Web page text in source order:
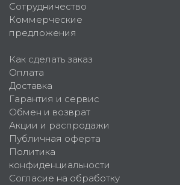
Сотрудничество
Коммерческие
предложения
Как сделать заказ
Оплата
Доставка
Гарантия и сервис
Обмен и возврат
Акции и распродажи
Публичная оферта
Политика
конфиденциальности
Согласие на обработку